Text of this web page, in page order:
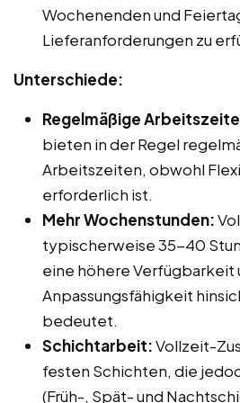
Wochenenden und
Lieferanforderungen zu
Unterschiede:
Regelmäßige
bieten in der Regel
Arbeitszeiten, obwohl
erforderlich ist.
Mehr Wochenstunden:
typischerweise 35-40
eine höhere Verfügbarkeit
Anpassungsfähigkeit
bedeutet.
Schichtarbeit:Vollzeit-
festen Schichten, die
(Früh-, Spät- und